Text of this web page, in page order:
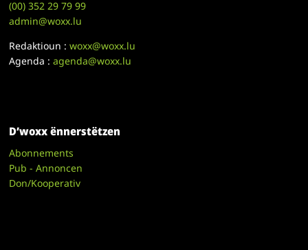
(00)352 29 79 99
admin@woxx.lu
Redaktioun :woxx@woxx.lu
Agenda :agenda@woxx.lu
D’woxx ënnerstëtzen
Abonnements
Pub - Annoncen
Don/Kooperativ